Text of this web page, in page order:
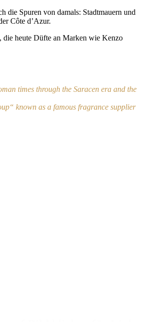
die Spuren von damals: Stadtmauern und
Côte d’Azur.
die heute Düfte an Marken wie Kenzo
times through the Saracen era and the
known as a famous fragrance supplier